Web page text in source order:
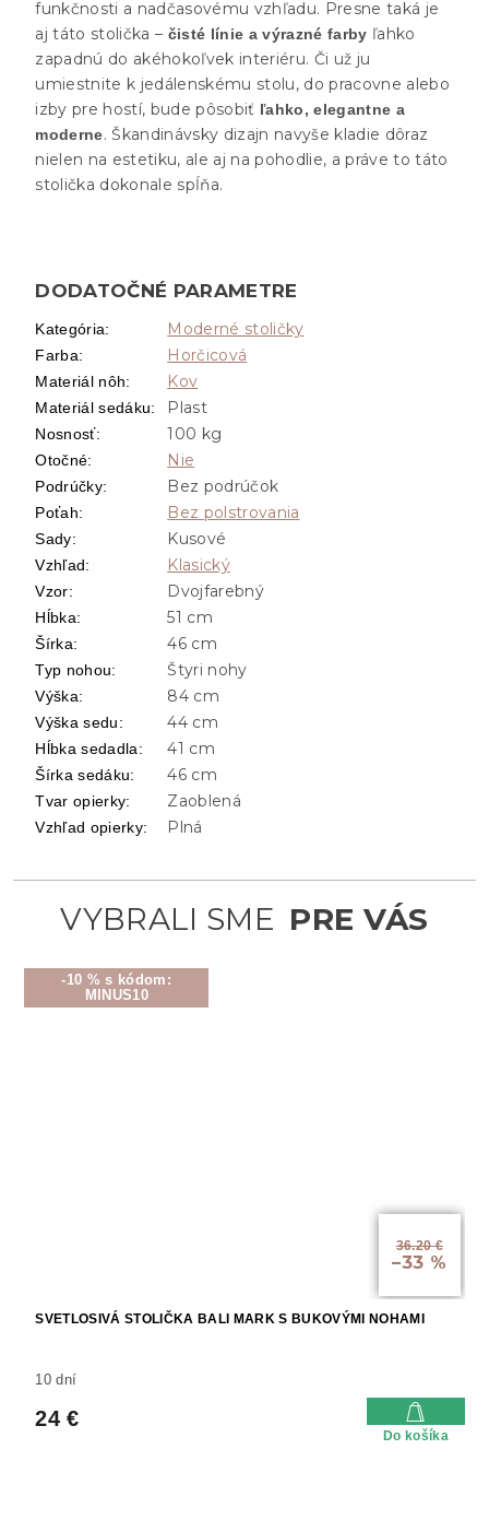
-10 % s kódom:
MINUS10
36.20 €
–33 %
SVETLOSIVÁ STOLIČKA BALI MARK S BUKOVÝMI NOHAMI
10 dní
24 €
Do košíka
funkčnosti a nadčasovému vzhľadu. Presne taká je
aj táto stolička – čisté línie a výrazné farby ľahko
zapadnú do akéhokoľvek interiéru. Či už ju
umiestnite k jedálenskému stolu, do pracovne alebo
izby pre hostí, bude pôsobiť ľahko, elegantne a
moderne. Škandinávsky dizajn navyše kladie dôraz
nielen na estetiku, ale aj na pohodlie, a práve to táto
stolička dokonale spĺňa.
DODATOČNÉ PARAMETRE
Kategória: Moderné stoličky
Farba: Horčicová
Materiál nôh: Kov
Materiál sedáku: Plast
Nosnosť: 100 kg
Otočné: Nie
Podrúčky: Bez podrúčok
Poťah: Bez polstrovania
Sady: Kusové
Vzhľad: Klasický
Vzor: Dvojfarebný
Hĺbka: 51 cm
Šírka: 46 cm
Typ nohou: Štyri nohy
Výška: 84 cm
Výška sedu: 44 cm
Hĺbka sedadla: 41 cm
Šírka sedáku: 46 cm
Tvar opierky: Zaoblená
Vzhľad opierky: Plná